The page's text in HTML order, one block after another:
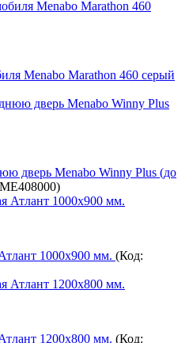
Menabo Marathon 460 серый
дверь Menabo Winny Plus (до
ME408000)
1000х900 мм. (Код:
1200х800 мм. (Код: